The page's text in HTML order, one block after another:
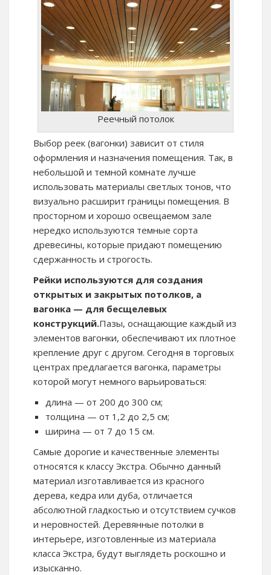
Реечный потолок
Выбор реек (вагонки) зависит от стиля
оформления и назначения помещения. Так, в
небольшой и темной комнате лучше
использовать материалы светлых тонов, что
визуально расширит границы помещения. В
просторном и хорошо освещаемом зале
нередко используются темные сорта
древесины, которые придают помещению
сдержанность и строгость.
Рейки используются для создания
открытых и закрытых потолков, а
вагонка — для бесщелевых
конструкций.Пазы, оснащающие каждый из
элементов вагонки, обеспечивают их плотное
крепление друг с другом. Сегодня в торговых
центрах предлагается вагонка, параметры
которой могут немного варьироваться:
длина — от 200 до 300 см;
толщина — от 1,2 до 2,5 см;
ширина — от 7 до 15 см.
Самые дорогие и качественные элементы
относятся к классу Экстра. Обычно данный
материал изготавливается из красного
дерева, кедра или дуба, отличается
абсолютной гладкостью и отсутствием сучков
и неровностей. Деревянные потолки в
интерьере, изготовленные из материала
класса Экстра, будут выглядеть роскошно и
изысканно.